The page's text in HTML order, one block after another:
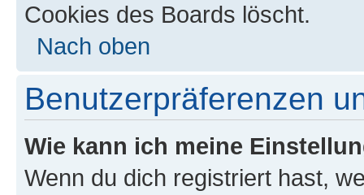
Cookies des Boards löscht.
Nach oben
Benutzerpräferenzen
Wie kann ich meine
Wenn du dich registriert hast,